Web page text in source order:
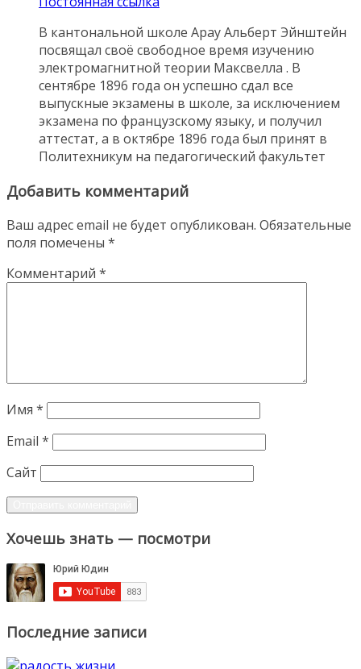
В кантональной школе Арау Альберт Эйнштейн
посвящал своё свободное время изучению
электромагнитной теории Максвелла . В
сентябре 1896 года он успешно сдал все
выпускные экзамены в школе, за исключением
экзамена по французскому языку, и получил
аттестат, а в октябре 1896 года был принят в
Политехникум на педагогический факультет
Добавить комментарий
Ваш адрес email не будет опубликован. Обязательные
поля помечены *
Комментарий *
Имя *
Email *
Сайт
Хочешь знать — посмотри
Последние записи